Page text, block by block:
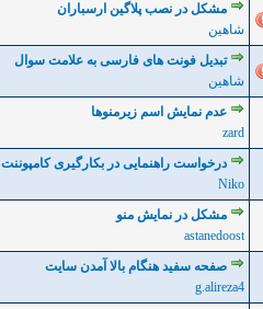
مشکل در نصب پلاگین ارسباران
شاهين
0 رأی - میانگین امتیازات: 0 از 5 5
تبدیل فونت های فارسی به علامت سوال
شاهين
0 رأی - میانگین امتیازات: 0 از 5 1
عدم نمایش اسم زیرمنوها
zard
0 رأی - میانگین امتیازات: 0 از 5
درخواست راهنمایی در بکارگیری کامپوننت DJ-Catalog
Niko
1 45
مشکل در نمایش منو
astanedoost
صفحه سفید هنگام بالا آمدن سایت
g.alireza4
5